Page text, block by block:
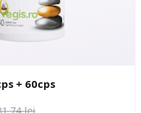
+ 60cps
lei